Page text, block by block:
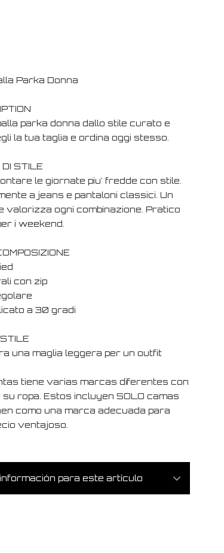
Parka Donna
parka donna dallo stile curato e
la tua taglia e ordina oggi stesso.
DI STILE
le giornate piu' fredde con stile.
a jeans e pantaloni classici. Un
valorizza ogni combinazione. Pratico
i weekend.
con zip
a 30 gradi
una maglia leggera per un outfit
tiene varias marcas diferentes con
ropa. Estos incluyen SOLO camas
como una marca adecuada para
ventajoso.
para este artículo